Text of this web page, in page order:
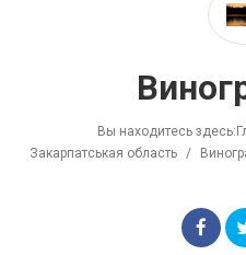
Вы находитесь здесь:
Закарпатськая область /